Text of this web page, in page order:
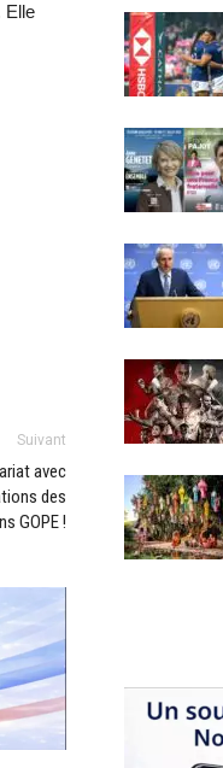
Elle
Suivant
avec
des
GOPE !